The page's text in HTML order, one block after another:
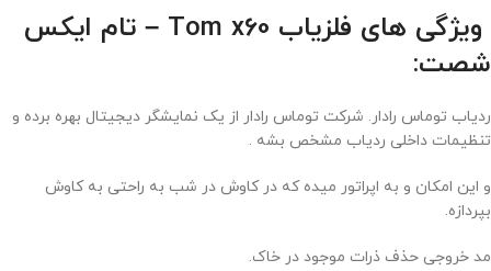
ویژگی های فلزیاب Tom x60 – تام ایکس
شصت:
ردیاب توماس رادار. شرکت توماس رادار از یک نمایشگر دیجیتال بهره برده و
تنظیمات داخلی ردیاب مشخص بشه .
و این امکان و به اپراتور میده که در کاوش در شب به راحتی به کاوش
بپردازه.
مد خروجی حذف ذرات موجود در خاک.